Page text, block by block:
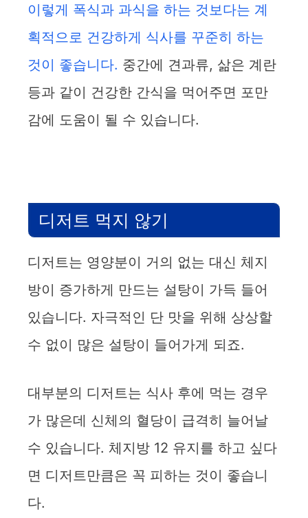
이렇게 폭식과 과식을 하는 것보다는 계
획적으로 건강하게 식사를 꾸준히 하는
것이 좋습니다. 중간에 견과류, 삶은 계란
등과 같이 건강한 간식을 먹어주면 포만
감에 도움이 될 수 있습니다.
디저트 먹지 않기
디저트는 영양분이 거의 없는 대신 체지
방이 증가하게 만드는 설탕이 가득 들어
있습니다. 자극적인 단 맛을 위해 상상할
수 없이 많은 설탕이 들어가게 되죠.
대부분의 디저트는 식사 후에 먹는 경우
가 많은데 신체의 혈당이 급격히 늘어날
수 있습니다. 체지방 12 유지를 하고 싶다
면 디저트만큼은 꼭 피하는 것이 좋습니
다.